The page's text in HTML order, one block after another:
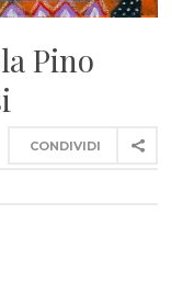
Pino
CONDIVIDI